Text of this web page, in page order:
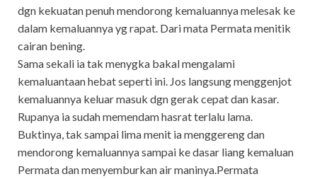
dgn kekuatan penuh mendorong kemaluannya melesak ke
dalam kemaluannya yg rapat. Dari mata Permata menitik
cairan bening.
Sama sekali ia tak menygka bakal mengalami
kemaluantaan hebat seperti ini. Jos langsung menggenjot
kemaluannya keluar masuk dgn gerak cepat dan kasar.
Rupanya ia sudah memendam hasrat terlalu lama.
Buktinya, tak sampai lima menit ia menggereng dan
mendorong kemaluannya sampai ke dasar liang kemaluan
Permata dan menyemburkan air maninya.Permata